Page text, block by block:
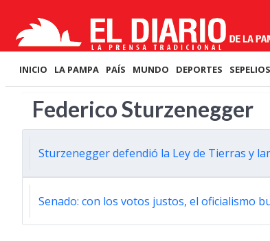
INICIO LA PAMPA PAÍS MUNDO DEPORTES SEPELIOS
Federico Sturzenegger
Sturzenegger defendió la Ley de Tierras y
Senado: con los votos justos, el oficialismo